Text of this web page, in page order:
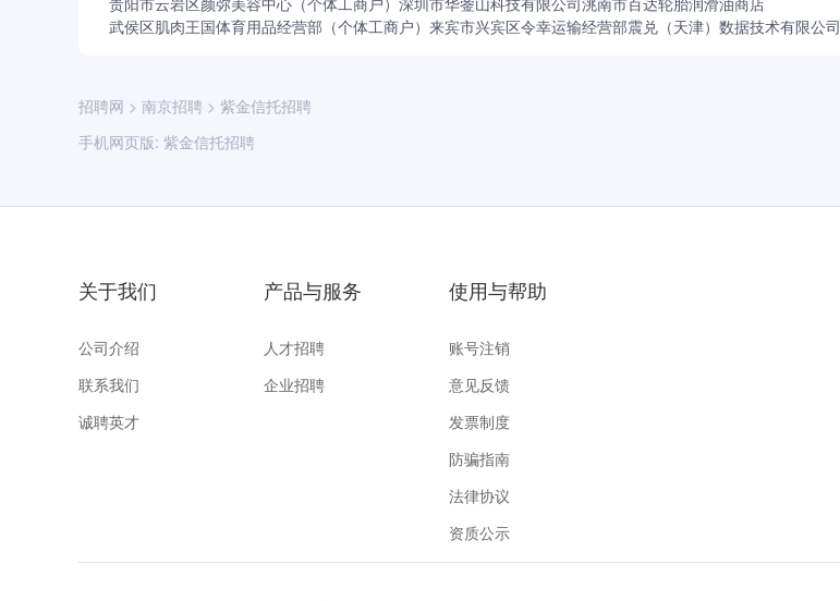
武侯区肌肉王国体育用品经营部（个体工商户） 来宾市兴宾区令幸运输经营部震兑（天津）数据技术有限公司
招聘网 > 南京招聘 > 紫金信托招聘
手机网页版: 紫金信托招聘
关于我们
公司介绍
联系我们
诚聘英才
产品与服务
人才招聘
企业招聘
使用与帮助
账号注销
意见反馈
发票制度
防骗指南
法律协议
资质公示